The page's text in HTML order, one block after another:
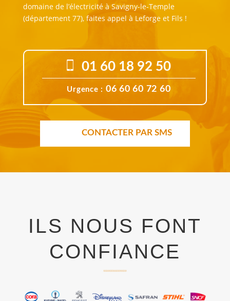
domaine de l’électricité à Savigny-le-Temple
(département 77), faites appel à Leforge et Fils !
01 60 18 92 50
Urgence : 06 60 60 72 60
CONTACTER PAR SMS
ILS NOUS FONT
CONFIANCE